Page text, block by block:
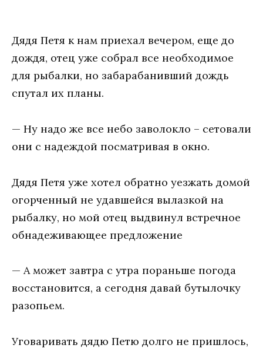
Дядя Петя к нам приехал вечером, еще до
дождя, отец уже собрал все необходимое
для рыбалки, но забарабанивший дождь
спутал их планы.
— Ну надо же все небо заволокло – сетовали
они с надеждой посматривая в окно.
Дядя Петя уже хотел обратно уезжать домой
огорченный не удавшейся вылазкой на
рыбалку, но мой отец выдвинул встречное
обнадеживающее предложение
— А может завтра с утра пораньше погода
восстановится, а сегодня давай бутылочку
разопьем.
Уговаривать дядю Петю долго не пришлось,